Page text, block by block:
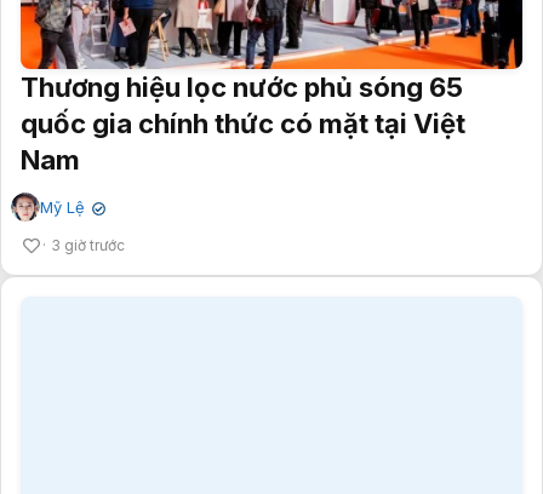
Thương hiệu lọc nước phủ sóng 65
quốc gia chính thức có mặt tại Việt
Nam
Mỹ Lệ ✔
3 giờ trước